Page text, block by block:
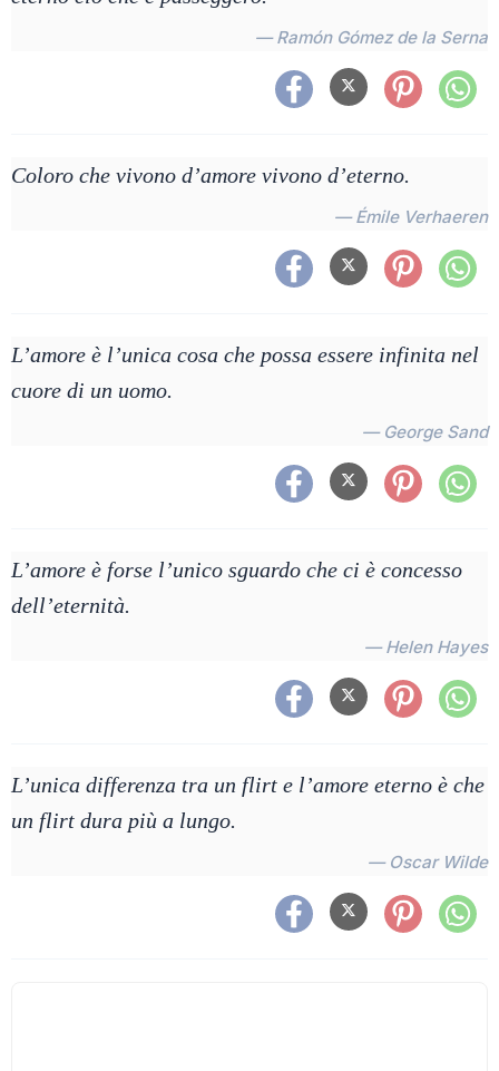
— Ramón Gómez de la Serna
Coloro che vivono d’amore vivono d’eterno.
— Émile Verhaeren
L’amore è l’unica cosa che possa essere infinita nel
cuore di un uomo.
— George Sand
L’amore è forse l’unico sguardo che ci è concesso
dell’eternità.
— Helen Hayes
L’unica differenza tra un flirt e l’amore eterno è che
un flirt dura più a lungo.
— Oscar Wilde